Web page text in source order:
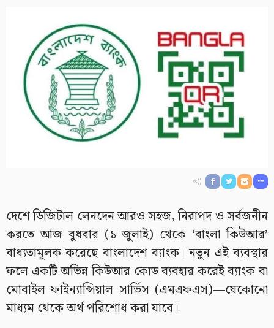
দেশে ডিজিটাল লেনদেন আরও সহজ, নিরাপদ ও সর্বজনীন
করতে আজ বুধবার (১ জুলাই) থেকে ‘বাংলা কিউআর’
বাধ্যতামূলক করেছে বাংলাদেশ ব্যাংক। নতুন এই ব্যবস্থার
ফলে একটি অভিন্ন কিউআর কোড ব্যবহার করেই ব্যাংক বা
মোবাইল ফাইন্যান্সিয়াল সার্ভিস (এমএফএস)—যেকোনো
মাধ্যম থেকে অর্থ পরিশোধ করা যাবে।